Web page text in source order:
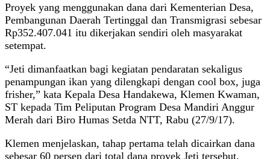
Proyek yang menggunakan dana dari Kementerian Desa,
Pembangunan Daerah Tertinggal dan Transmigrasi sebesar
Rp352.407.041 itu dikerjakan sendiri oleh masyarakat
setempat.
“Jeti dimanfaatkan bagi kegiatan pendaratan sekaligus
penampungan ikan yang dilengkapi dengan cool box, juga
frisher,” kata Kepala Desa Handakewa, Klemen Kwaman,
ST kepada Tim Peliputan Program Desa Mandiri Anggur
Merah dari Biro Humas Setda NTT, Rabu (27/9/17).
Klemen menjelaskan, tahap pertama telah dicairkan dana
sebesar 60 persen dari total dana proyek Jeti tersebut.